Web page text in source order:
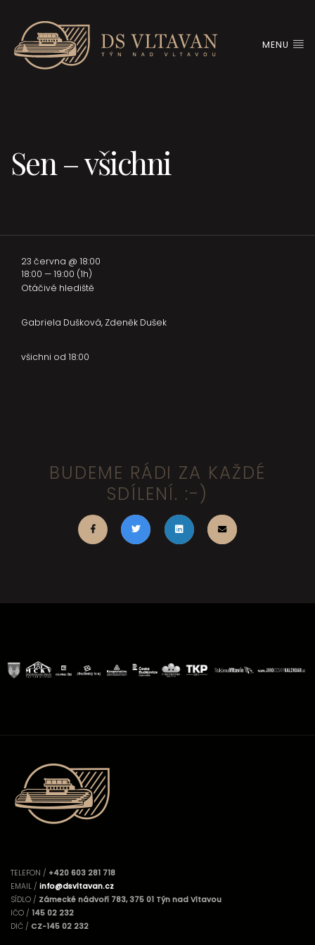
MENU
Sen – všichni
všichni od 18:00
23 června @ 18:00
18:00 — 19:00 (1h)
Otáčivé hlediště
Gabriela Dušková, Zdeněk Dušek
BUDEME RÁDI ZA KAŽDÉ
SDÍLENÍ. :-)
TELEFON / +420 603 281 718
EMAIL / info@dsvltavan.cz
SÍDLO / Zámecké nádvoří 783, 375 01 Týn nad Vltavou
IČO / 145 02 232
DIČ / CZ-145 02 232